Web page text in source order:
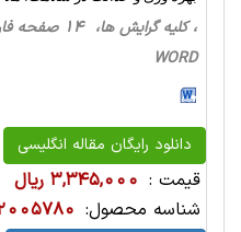
WORD
دانلود رایگان مقاله انگلیسی
قیمت : 3,345,000 ریال
شناسه محصول: